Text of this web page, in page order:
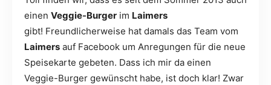
einen Veggie-Burger im Laimers
gibt! Freundlicherweise hat damals das Team vom
Laimers auf Facebook um Anregungen für die neue
Speisekarte gebeten. Dass ich mir da einen
Veggie-Burger gewünscht habe, ist doch klar! Zwar